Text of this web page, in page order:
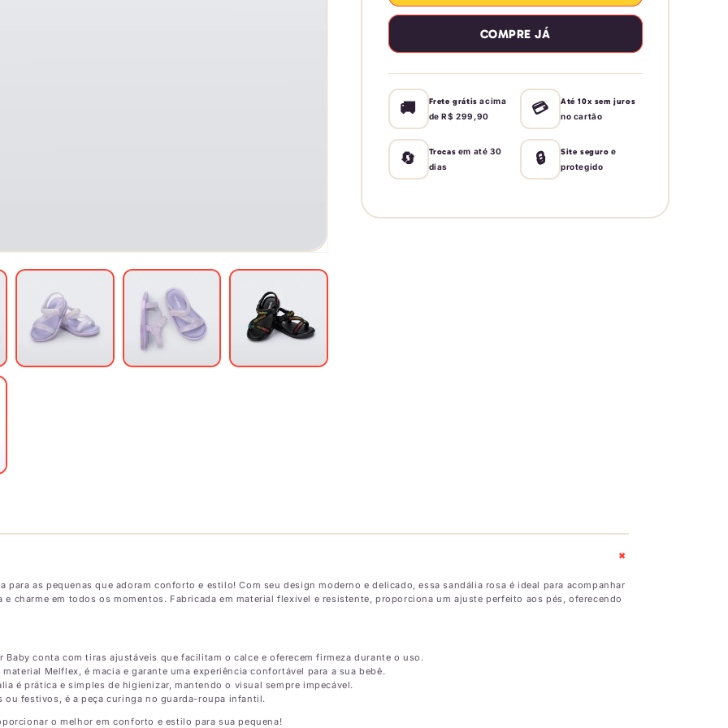
Melissa
M-
Lover
Baby
Melissa
Stripes
M-
Lover
COMPRE JÁ
🚚 Frete grátis acima
de R$ 299,90
💳
Até 10x sem juros
no cartão
🔄 Trocas em até 30
dias
🔒 Site seguro e
protegido
+
para as pequenas que adoram conforto e estilo! Com seu design moderno e delicado, essa sandália rosa é ideal para acompanhar
charme em todos os momentos. Fabricada em material flexível e resistente, proporciona um ajuste perfeito aos pés, oferecendo
Baby conta com tiras ajustáveis que facilitam o calce e oferecem firmeza durante o uso.
Melflex, é macia e garante uma experiência confortável para a sua bebê.
é prática e simples de higienizar, mantendo o visual sempre impecável.
ou festivos, é a peça curinga no guarda-roupa infantil.
o melhor em conforto e estilo para sua pequena!